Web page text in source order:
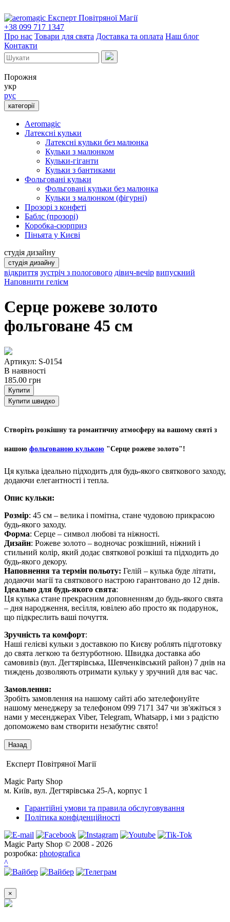
Експерт Повітряної Магії
+38 099 717 1347
Про нас Товари для свята Доставка та оплата Наш блог
Контакти
Порожня
укр
рус
категорії
Aeromagic
Латексні кульки
Латексні кульки без малюнка
Кульки з малюнком
Кульки-гіганти
Кульки з бантиками
Фольговані кульки
Фольговані кульки без малюнка
Кульки з малюнком (фігурні)
Прозорі з конфеті
Баблс (прозорі)
Коробка-сюрприз
Піньята у Києві
студія дизайну
студія дизайну
відкриття зустріч з пологового дівич-вечір випускний
Наповнити гелієм
Серце рожеве золото
фольговане 45 см
Артикул: S-0154
В наявності
185.00 грн
Купити
Купити швидко
Створіть розкішну та романтичну атмосферу на вашому святі з
нашою фольгованою кулькою "Серце рожеве золото"!
Ця кулька ідеально підходить для будь-якого святкового заходу,
додаючи елегантності і тепла.
Опис кульки:
Розмір: 45 см – велика і помітна, стане чудовою прикрасою
будь-якого заходу.
Форма: Серце – символ любові та ніжності.
Дизайн: Рожеве золото – водночас розкішний, ніжний і
стильний колір, який додає святкової розкіші та підходить до
будь-якого декору.
Наповнення та термін польоту: Гелій – кулька буде літати,
додаючи магії та святкового настрою гарантовано до 12 днів.
Ідеально для будь-якого свята:
Ця кулька стане прекрасним доповненням до будь-якого свята
– дня народження, весілля, ювілею або просто як подарунок,
що підкреслить ваші почуття.
Зручність та комфорт:
Наші гелієві кульки з доставкою по Києву роблять підготовку
до свята легкою та безтурботною. Швидка доставка або
самовивіз (вул. Дегтярівська, Шевченківський район) 7 днів на
тиждень дозволяють отримати кульку у зручний для вас час.
Замовлення:
Зробіть замовлення на нашому сайті або зателефонуйте
нашому менеджеру за телефоном 099 7171 347 чи зв'яжіться з
нами у месенджерах Viber, Telegram, Whatsapp, і ми з радістю
допоможемо вам створити незабутнє свято!
Експерт Повітряної Магії
Magic Party Shop
м. Київ, вул. Дегтярівська 25-А, корпус 1
Гарантійні умови та правила обслуговування
Політика конфіденційності
Magic Party Shop © 2008 - 2026
розробка: photografica
^
×